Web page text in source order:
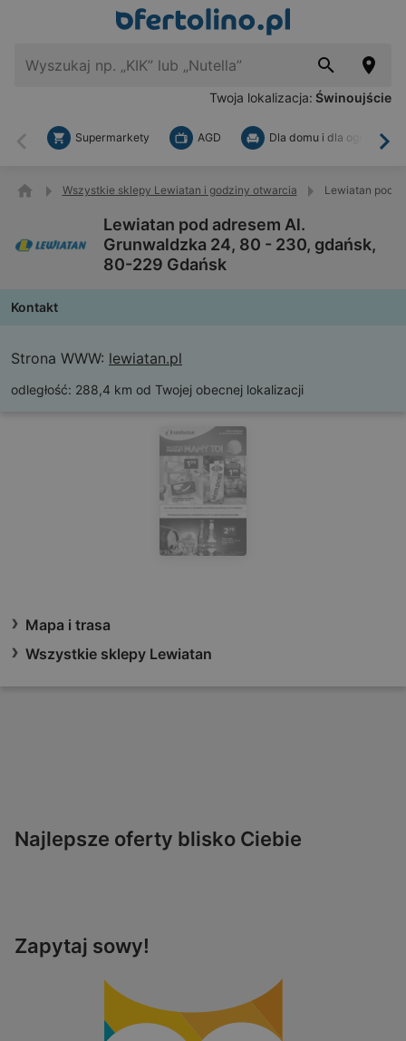
Twoja lokalizacja: Świnoujście
Wstecz
Supermarkety AGD Dla domu i dla ogrodu
Wszystkie sklepy Lewiatan i godziny otwarcia Lewiatan pod
Lewiatan pod adresem Al.
Grunwaldzka 24, 80 - 230, gdańsk,
80-229 Gdańsk
Kontakt
Strona WWW: lewiatan.pl
odległość: 288,4 km od Twojej obecnej lokalizacji
Mapa i trasa
Wszystkie sklepy Lewiatan
Najlepsze oferty blisko Ciebie
Zapytaj sowy!